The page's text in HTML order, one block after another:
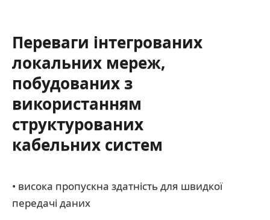
Переваги інтегрованих
локальних мереж,
побудованих з
використанням
структурованих
кабельних систем
• висока пропускна здатність для швидкої
передачі даних